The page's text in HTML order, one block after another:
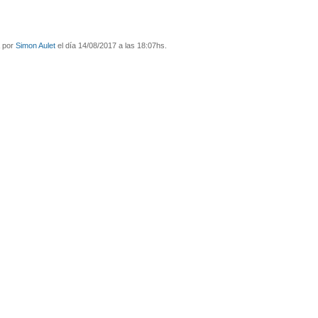
por Simon Aulet el día 14/08/2017 a las 18:07hs.